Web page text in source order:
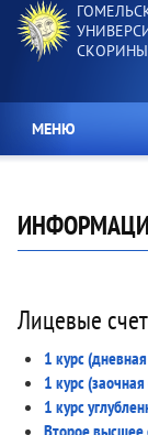
Перейти
основному
СКОРИНЫ
МЕНЮ
Лицевые
1 курс
1 курс
1 курс
Второе высшее